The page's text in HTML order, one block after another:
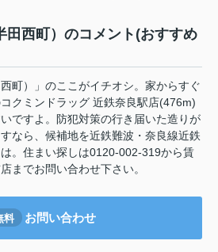
田西町）のコメント(おすすめ
町）」のここがイチオシ。家からすぐ
クミンドラッグ 近鉄奈良駅店(476m)
ですよ。防犯対策の行き届いた造りが
なら、候補地を近鉄難波・奈良線近鉄
。住まい探しは0120-002-319から賃
までお問い合わせ下さい。
料 お問い合わせ